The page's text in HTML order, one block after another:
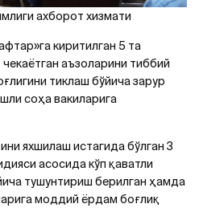
ахборот хизмати
киритилган 5 та
аъзоларини тиббий
тиклаш бўйича зарур
соҳа вакиларига
яхшилаш истагида бўлган 3
асосида кўп қаватли
тушунтириш берилган ҳамда
моддий ёрдам боғлиқ